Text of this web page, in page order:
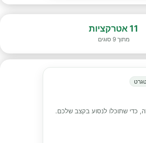
11 אטרקציות
מתוך 9 סוגים
כדי שתוכלו לנסוע בקצב שלכם.